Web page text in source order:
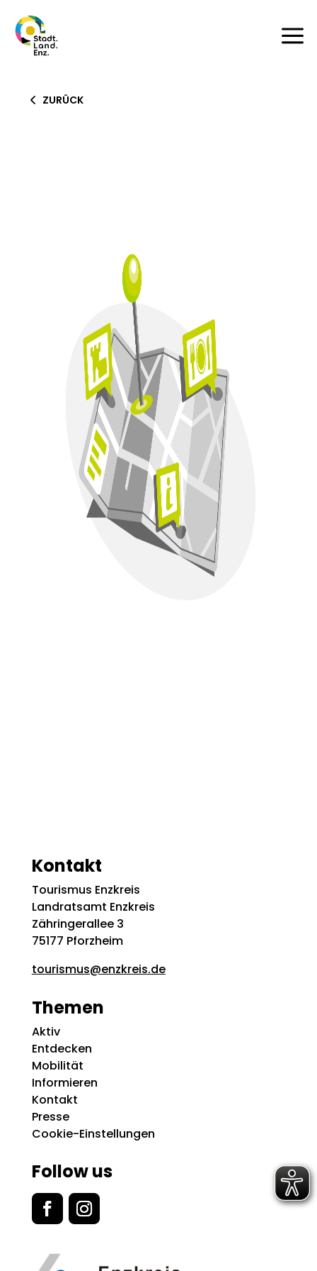
a
ZURÜCK
Kontakt
Tourismus Enzkreis
Landratsamt Enzkreis
Zähringerallee 3
75177 Pforzheim
tourismus@enzkreis.de
Themen
Aktiv
Entdecken
Mobilität
Informieren
Kontakt
Presse
Cookie-Einstellungen
Follow us